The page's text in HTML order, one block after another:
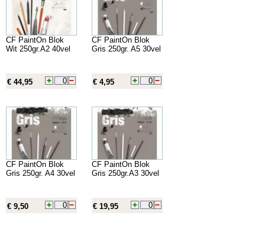
CF PaintOn Blok
Wit 250gr.A2 40vel
€ 44,95
CF PaintOn Blok
Gris 250gr. A5 30vel
€ 4,95
CF PaintOn Blok
Gris 250gr. A4 30vel
€ 9,50
CF PaintOn Blok
Gris 250gr.A3 30vel
€ 19,95